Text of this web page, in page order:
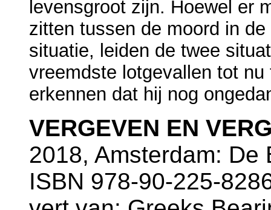
levensgroot zijn. Hoewel er
zitten tussen de moord in
situatie, leiden de twee
vreemdste lotgevallen tot
erkennen dat hij nog
VERGEVEN EN
2018, Amsterdam:
ISBN 978-90-225-